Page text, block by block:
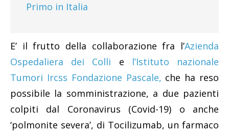
Primo in Italia
E’ il frutto della collaborazione fra l’Azienda
Ospedaliera dei Colli e l’Istituto nazionale
Tumori Ircss Fondazione Pascale, che ha reso
possibile la somministrazione, a due pazienti
colpiti dal Coronavirus (Covid-19) o anche
‘polmonite severa’, di Tocilizumab, un farmaco